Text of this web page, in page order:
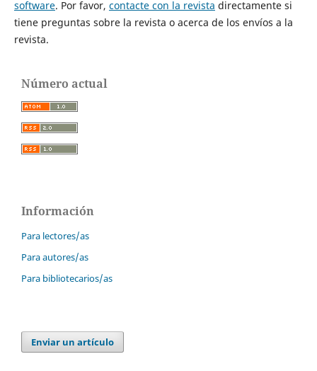
software. Por favor, contacte con la revista directamente si
tiene preguntas sobre la revista o acerca de los envíos a la
revista.
Número actual
Información
Para lectores/as
Para autores/as
Para bibliotecarios/as
Enviar un artículo